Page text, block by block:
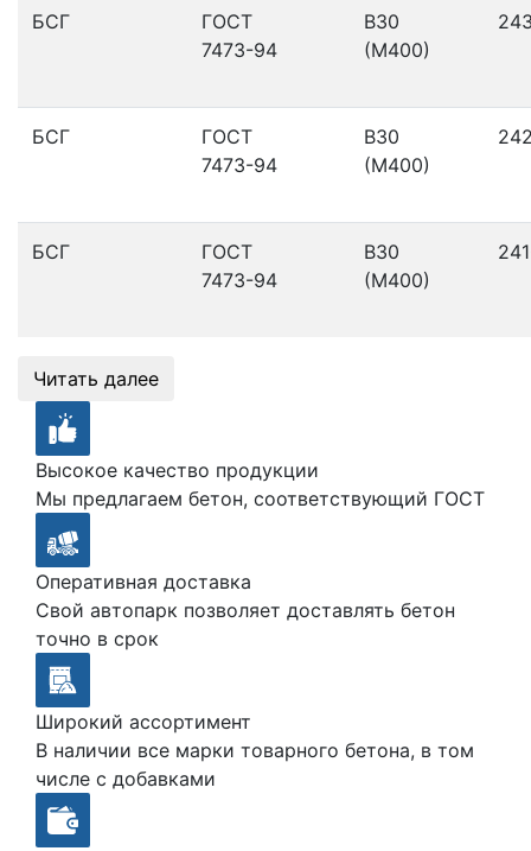
БСГ
ГОСТ
7473-94
В30
(М400)
БСГ
ГОСТ
7473-94
В30
(М400)
БСГ
ГОСТ
7473-94
В30
(М400)
Читать далее
Высокое качество продукции
Мы предлагаем бетон, соответствующий ГОСТ
Оперативная доставка
Свой автопарк позволяет доставлять бетон
точно в срок
Широкий ассортимент
В наличии все марки товарного бетона, в том
числе с добавками